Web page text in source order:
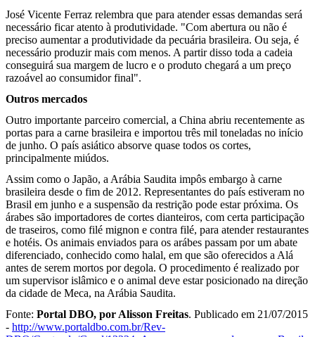
José Vicente Ferraz relembra que para atender essas demandas será
necessário ficar atento à produtividade. "Com abertura ou não é
preciso aumentar a produtividade da pecuária brasileira. Ou seja, é
necessário produzir mais com menos. A partir disso toda a cadeia
conseguirá sua margem de lucro e o produto chegará a um preço
razoável ao consumidor final".
Outros mercados
Outro importante parceiro comercial, a China abriu recentemente as
portas para a carne brasileira e importou três mil toneladas no início
de junho. O país asiático absorve quase todos os cortes,
principalmente miúdos.
Assim como o Japão, a Arábia Saudita impôs embargo à carne
brasileira desde o fim de 2012. Representantes do país estiveram no
Brasil em junho e a suspensão da restrição pode estar próxima. Os
árabes são importadores de cortes dianteiros, com certa participação
de traseiros, como filé mignon e contra filé, para atender restaurantes
e hotéis. Os animais enviados para os arábes passam por um abate
diferenciado, conhecido como halal, em que são oferecidos a Alá
antes de serem mortos por degola. O procedimento é realizado por
um supervisor islâmico e o animal deve estar posicionado na direção
da cidade de Meca, na Arábia Saudita.
Fonte: Portal DBO, por Alisson Freitas. Publicado em 21/07/2015
- http://www.portaldbo.com.br/Rev-